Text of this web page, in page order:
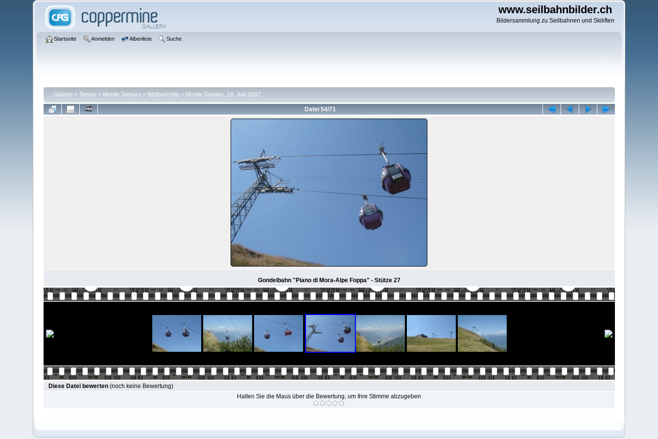
www.seilbahnbilder.ch
Bildersammlung zu Seilbahnen und Skiliften
Startseite Anmelden Albenliste Suche
Galerie > Tessin > Monte Tamaro > Bildberichte > Monte Tamaro, 18. Juli 2007
Datei 54/71
Gondelbahn "Piano di Mora-Alpe Foppa" - Stütze 27
Diese Datei bewerten(noch keine Bewertung)
Halten Sie die Maus über die Bewertung, um Ihre Stimme abzugeben